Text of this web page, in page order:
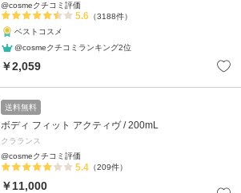
@cosmeクチコミ評価
5.6 （3188件）
ベストコスメ
@cosmeクチコミランキング2位
￥2,059
送料無料
ボディ フィット アクティヴ / 200mL
クラランス
@cosmeクチコミ評価
5.4 （209件）
￥11,000